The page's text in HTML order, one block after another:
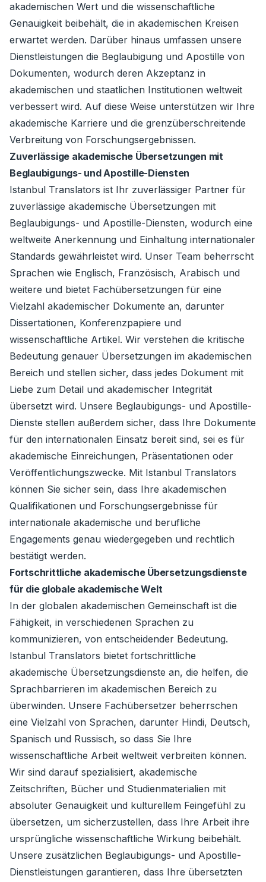
akademischen Wert und die wissenschaftliche
Genauigkeit beibehält, die in akademischen Kreisen
erwartet werden. Darüber hinaus umfassen unsere
Dienstleistungen die Beglaubigung und Apostille von
Dokumenten, wodurch deren Akzeptanz in
akademischen und staatlichen Institutionen weltweit
verbessert wird. Auf diese Weise unterstützen wir Ihre
akademische Karriere und die grenzüberschreitende
Verbreitung von Forschungsergebnissen.
Zuverlässige akademische Übersetzungen mit
Beglaubigungs- und Apostille-Diensten
Istanbul Translators ist Ihr zuverlässiger Partner für
zuverlässige akademische Übersetzungen mit
Beglaubigungs- und Apostille-Diensten, wodurch eine
weltweite Anerkennung und Einhaltung internationaler
Standards gewährleistet wird. Unser Team beherrscht
Sprachen wie Englisch, Französisch, Arabisch und
weitere und bietet Fachübersetzungen für eine
Vielzahl akademischer Dokumente an, darunter
Dissertationen, Konferenzpapiere und
wissenschaftliche Artikel. Wir verstehen die kritische
Bedeutung genauer Übersetzungen im akademischen
Bereich und stellen sicher, dass jedes Dokument mit
Liebe zum Detail und akademischer Integrität
übersetzt wird. Unsere Beglaubigungs- und Apostille-
Dienste stellen außerdem sicher, dass Ihre Dokumente
für den internationalen Einsatz bereit sind, sei es für
akademische Einreichungen, Präsentationen oder
Veröffentlichungszwecke. Mit Istanbul Translators
können Sie sicher sein, dass Ihre akademischen
Qualifikationen und Forschungsergebnisse für
internationale akademische und berufliche
Engagements genau wiedergegeben und rechtlich
bestätigt werden.
Fortschrittliche akademische Übersetzungsdienste
für die globale akademische Welt
In der globalen akademischen Gemeinschaft ist die
Fähigkeit, in verschiedenen Sprachen zu
kommunizieren, von entscheidender Bedeutung.
Istanbul Translators bietet fortschrittliche
akademische Übersetzungsdienste an, die helfen, die
Sprachbarrieren im akademischen Bereich zu
überwinden. Unsere Fachübersetzer beherrschen
eine Vielzahl von Sprachen, darunter Hindi, Deutsch,
Spanisch und Russisch, so dass Sie Ihre
wissenschaftliche Arbeit weltweit verbreiten können.
Wir sind darauf spezialisiert, akademische
Zeitschriften, Bücher und Studienmaterialien mit
absoluter Genauigkeit und kulturellem Feingefühl zu
übersetzen, um sicherzustellen, dass Ihre Arbeit ihre
ursprüngliche wissenschaftliche Wirkung beibehält.
Unsere zusätzlichen Beglaubigungs- und Apostille-
Dienstleistungen garantieren, dass Ihre übersetzten